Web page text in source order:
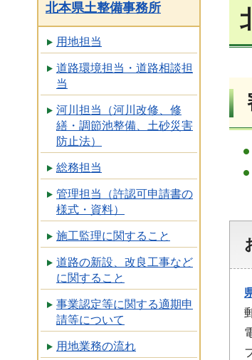
北本県土整備事務所
用地担当
道路環境担当・道路相談担
当
河川担当（河川改修、修
繕・調節池整備、土砂災害
防止法）
総務担当
管理担当（許認可申請書の
様式・資料）
施工監理に関すること
道路の新設、改良工事など
に関すること
事業認定等に関する適期申
請等について
用地業務の流れ